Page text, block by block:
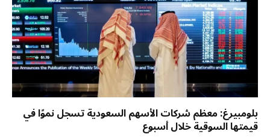
بلومبيرغ: معظم شركات الأسهم السعودية تسجل نموًا في
قيمتها السوقية خلال أسبوع